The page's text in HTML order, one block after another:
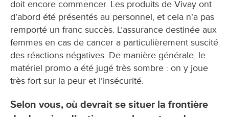
doit encore commencer. Les produits de Vivay ont
d’abord été présentés au personnel, et cela n’a pas
remporté un franc succès. L’assurance destinée aux
femmes en cas de cancer a particulièrement suscité
des réactions négatives. De manière générale, le
matériel promo a été jugé très sombre : on y joue
très fort sur la peur et l’insécurité.
Selon vous, où devrait se situer la frontière